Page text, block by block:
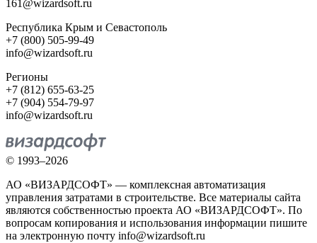
161@wizardsoft.ru
Республика Крым и Севастополь
+7 (800) 505-99-49
info@wizardsoft.ru
Регионы
+7 (812) 655-63-25
+7 (904) 554-79-97
info@wizardsoft.ru
© 1993–2026
АО «ВИЗАРДСОФТ» — комплексная автоматизация
управления затратами в строительстве. Все материалы сайта
являются собственностью проекта АО «ВИЗАРДСОФТ». По
вопросам копирования и использования информации пишите
на электронную почту info@wizardsoft.ru